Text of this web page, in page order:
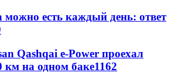
можно есть каждый день: ответ
Qashqai e-Power проехал
км на одном баке1162